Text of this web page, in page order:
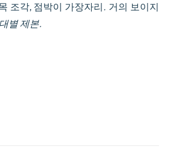
조각, 점박이 가장자리. 거의 보이지
별 제본.